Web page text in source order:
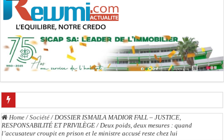
Prisons : La fouille à nu désormais bannie à l’admission des détenus
Magal de Touba : une députée de Pastef propose un jour férié lorsque le Magal
Home / Société / DOSSIER ISMAILA MADIOR FALL – JUSTICE,
RESPONSABILITÉ ET PRIVILÈGE / Deux poids, deux mesures : quand
l’accusateur croupit en prison et le ministre accusé reste chez lui